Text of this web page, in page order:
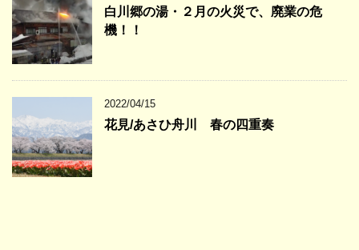
白川郷の湯・２月の火災で、廃業の危
機！！
2022/04/15
花見/あさひ舟川 春の四重奏